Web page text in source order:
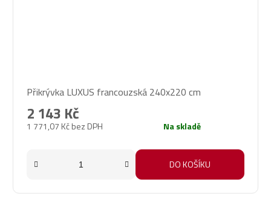
Přikrývka LUXUS francouzská 240x220 cm
1 771,07 Kč bez DPH
2 143 Kč
Na skladě
DO KOŠÍKU